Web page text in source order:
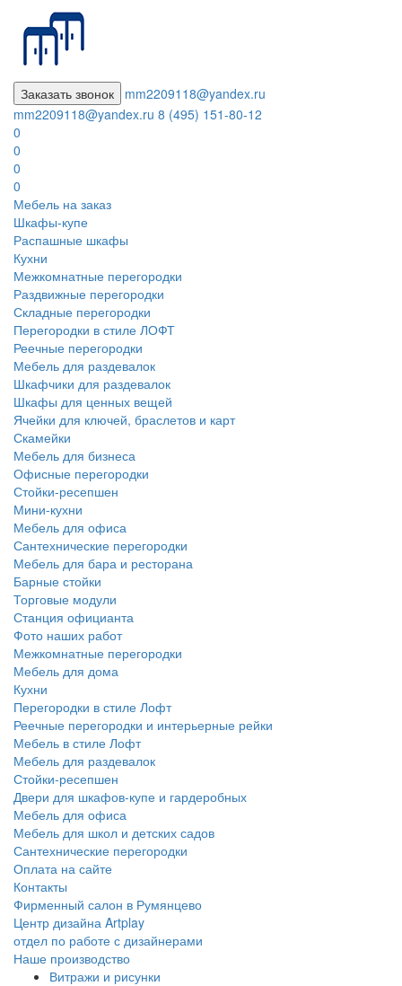
Заказать звонок
mm2209118@yandex.ru
mm2209118@yandex.ru 8 (495) 151-80-12
0
0
0
0
Мебель на заказ
Шкафы-купе
Распашные шкафы
Кухни
Межкомнатные перегородки
Раздвижные перегородки
Складные перегородки
Перегородки в стиле ЛОФТ
Реечные перегородки
Мебель для раздевалок
Шкафчики для раздевалок
Шкафы для ценных вещей
Ячейки для ключей, браслетов и карт
Скамейки
Мебель для бизнеса
Офисные перегородки
Стойки-ресепшен
Мини-кухни
Мебель для офиса
Сантехнические перегородки
Мебель для бара и ресторана
Барные стойки
Торговые модули
Станция официанта
Фото наших работ
Межкомнатные перегородки
Мебель для дома
Кухни
Перегородки в стиле Лофт
Реечные перегородки и интерьерные рейки
Мебель в стиле Лофт
Мебель для раздевалок
Стойки-ресепшен
Двери для шкафов-купе и гардеробных
Мебель для офиса
Мебель для школ и детских садов
Сантехнические перегородки
Оплата на сайте
Контакты
Фирменный салон в Румянцево
Центр дизайна Artplay
отдел по работе с дизайнерами
Наше производство
Витражи и рисунки